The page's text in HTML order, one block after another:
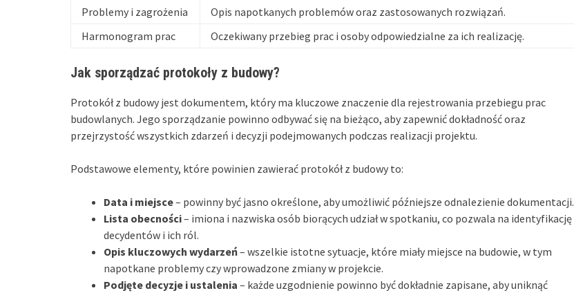
Problemy i zagrożenia
Opis napotkanych problemów oraz zastosowanych rozwiązań.
Harmonogram prac
Oczekiwany przebieg prac i osoby odpowiedzialne za ich realizację.
Jak sporządzać protokoły z budowy?
Protokół z budowy jest dokumentem, który ma kluczowe znaczenie dla rejestrowania przebiegu prac
budowlanych. Jego sporządzanie powinno odbywać się na bieżąco, aby zapewnić dokładność oraz
przejrzystość wszystkich zdarzeń i decyzji podejmowanych podczas realizacji projektu.
Podstawowe elementy, które powinien zawierać protokół z budowy to:
Data i miejsce– powinny być jasno określone, aby umożliwić późniejsze odnalezienie dokumentacji.
Lista obecności– imiona i nazwiska osób biorących udział w spotkaniu, co pozwala na identyfikację
decydentów i ich ról.
Opis kluczowych wydarzeń– wszelkie istotne sytuacje, które miały miejsce na budowie, w tym
napotkane problemy czy wprowadzone zmiany w projekcie.
Podjęte decyzje i ustalenia – każde uzgodnienie powinno być dokładnie zapisane, aby uniknąć